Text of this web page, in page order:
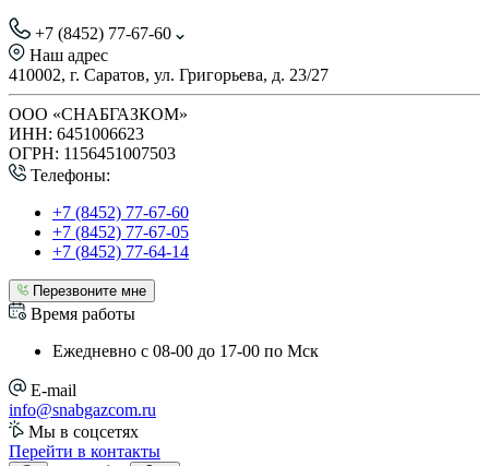
+7 (8452) 77-67-60
Наш адрес
410002, г. Саратов, ул. Григорьева, д. 23/27
ООО «СНАБГАЗКОМ»
ИНН: 6451006623
ОГРН: 1156451007503
Телефоны:
+7 (8452) 77-67-60
+7 (8452) 77-67-05
+7 (8452) 77-64-14
Перезвоните мне
Время работы
Ежедневно с 08-00 до 17-00 по Мск
E-mail
info@snabgazcom.ru
Мы в соцсетях
Перейти в контакты